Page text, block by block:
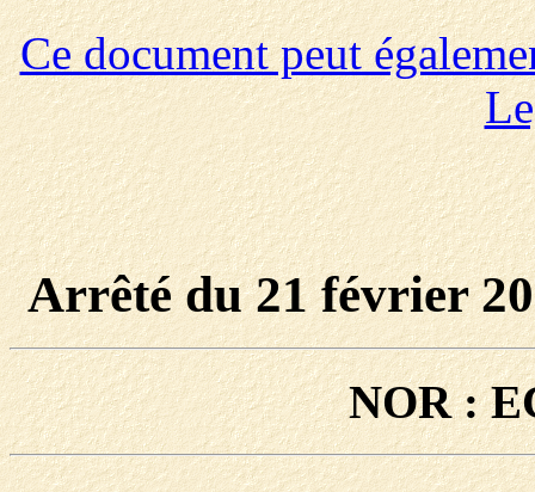
Ce document peut
Arrêté du 21 février
NOR :